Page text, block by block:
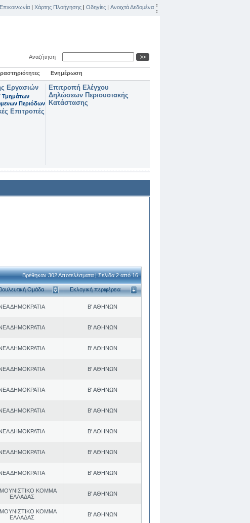
Επικοινωνία | Χάρτης Πλοήγησης | Οδηγίες | Ανοιχτά Δεδομένα
Αναζήτηση
Ενημέρωση
Εργασιών
Τμημάτων
Περιόδων
Επιτροπές
Επιτροπή Ελέγχου
Δηλώσεων Περιουσιακής
Κατάστασης
Βρέθηκαν 302 Αποτελέσματα | Σελίδα 2 από 16
Ομάδα Εκλογική περιφέρεια
ΔΗΜΟΚΡΑΤΙΑ Β' ΑΘΗΝΩΝ
ΔΗΜΟΚΡΑΤΙΑ Β' ΑΘΗΝΩΝ
ΔΗΜΟΚΡΑΤΙΑ Β' ΑΘΗΝΩΝ
ΔΗΜΟΚΡΑΤΙΑ Β' ΑΘΗΝΩΝ
ΔΗΜΟΚΡΑΤΙΑ Β' ΑΘΗΝΩΝ
ΔΗΜΟΚΡΑΤΙΑ Β' ΑΘΗΝΩΝ
ΔΗΜΟΚΡΑΤΙΑ Β' ΑΘΗΝΩΝ
ΔΗΜΟΚΡΑΤΙΑ Β' ΑΘΗΝΩΝ
ΔΗΜΟΚΡΑΤΙΑ Β' ΑΘΗΝΩΝ
ΚΟΜΜΑ
ΕΛΛΑΔΑΣ
Β' ΑΘΗΝΩΝ
ΚΟΜΜΑ
ΕΛΛΑΔΑΣ
Β' ΑΘΗΝΩΝ